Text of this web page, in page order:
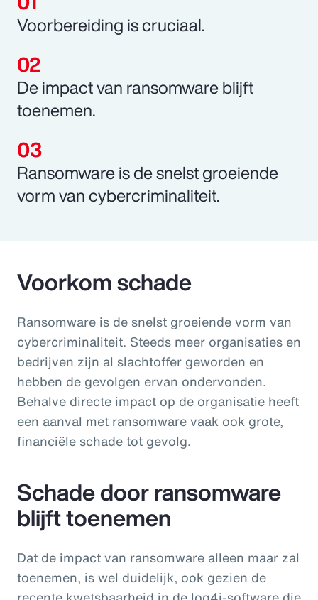
Voorbereiding is cruciaal.
De impact van ransomware blijft
toenemen.
Ransomware is de snelst groeiende
vorm van cybercriminaliteit.
Voorkom schade
Ransomware is de snelst groeiende vorm van
cybercriminaliteit. Steeds meer organisaties en
bedrijven zijn al slachtoffer geworden en
hebben de gevolgen ervan ondervonden.
Behalve directe impact op de organisatie heeft
een aanval met ransomware vaak ook grote,
financiële schade tot gevolg.
Schade door ransomware
blijft toenemen
Dat de impact van ransomware alleen maar zal
toenemen, is wel duidelijk, ook gezien de